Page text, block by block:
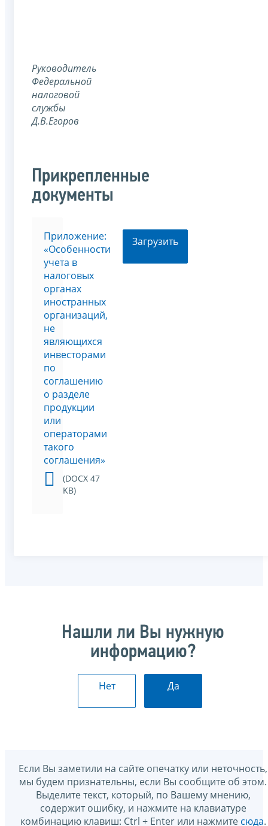
Руководитель
Федеральной
налоговой
службы
Д.В.Егоров
Прикрепленные
документы
Приложение:
«Особенности
учета в
налоговых
органах
иностранных
организаций,
не
являющихся
инвесторами
по
соглашению
о разделе
продукции
или
операторами
такого
соглашения»
(DOCX 47
KB)
Загрузить
Нашли ли Вы нужную
информацию?
Нет Да
Если Вы заметили на сайте опечатку или неточность,
мы будем признательны, если Вы сообщите об этом.
Выделите текст, который, по Вашему мнению,
содержит ошибку, и нажмите на клавиатуре
комбинацию клавиш: Ctrl + Enter или нажмите сюда.